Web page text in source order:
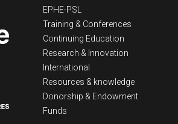
Navigation
EPHE-PSL
Training & Conferences
Continuing Education
Research & Innovation
International
Resources & knowledge
Donorship & Endowment
Funds